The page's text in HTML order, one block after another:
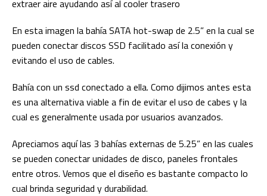
extraer aire ayudando así al cooler trasero
En esta imagen la bahía SATA hot-swap de 2.5” en la cual se
pueden conectar discos SSD facilitado así la conexión y
evitando el uso de cables.
Bahía con un ssd conectado a ella. Como dijimos antes esta
es una alternativa viable a fin de evitar el uso de cabes y la
cual es generalmente usada por usuarios avanzados.
Apreciamos aquí las 3 bahías externas de 5.25” en las cuales
se pueden conectar unidades de disco, paneles frontales
entre otros. Vemos que el diseño es bastante compacto lo
cual brinda seguridad y durabilidad.